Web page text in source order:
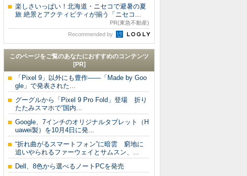
楽しさいっぱい！北海道・ニセコで避暑の夏
旅 絶景とアクティビティが揃う「ニセコ...
PR(東急不動産)
Recommended by
このページをご覧のあなたにおすすめのコンテンツ
[PR]
「Pixel 9」以外にも豊作――「Made by Goo
gle」で発表された...
グーグルから「Pixel 9 Pro Fold」登場 折り
たたみスマホで“国内...
Google、7インチのオリジナルタブレット（H
uawei製）を10月4日に発...
“折れ曲がるスマートフォン”に暗雲 窮地に
追いやられるファーウェイとサムスン、...
Dell、8色から選べるノートPCを発売